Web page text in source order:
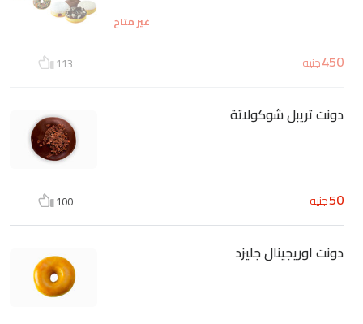
غير متاح
450جنيه 113
دونت تريبل شوكولاتة
50جنيه 100
دونت اوريجينال جليزد